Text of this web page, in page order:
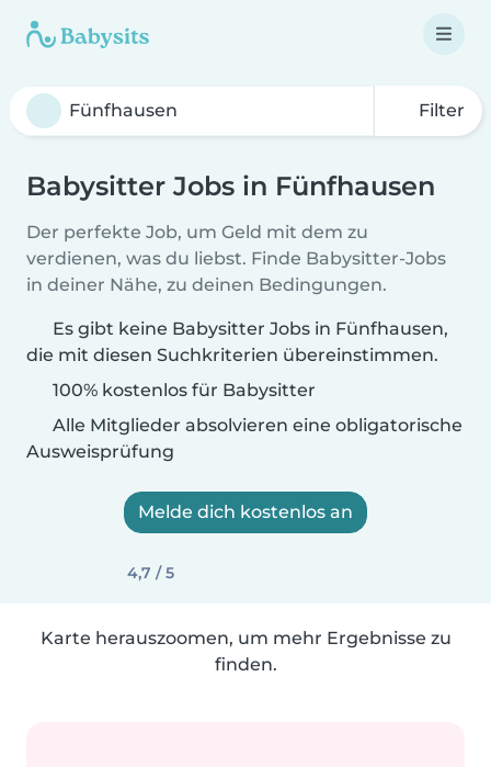
Filter
Babysitter Jobs in Fünfhausen
Der perfekte Job, um Geld mit dem zu
verdienen, was du liebst. Finde Babysitter-Jobs
in deiner Nähe, zu deinen Bedingungen.
Es gibt keine Babysitter Jobs in Fünfhausen,
die mit diesen Suchkriterien übereinstimmen.
100% kostenlos für Babysitter
Alle Mitglieder absolvieren eine obligatorische
Ausweisprüfung
Melde dich kostenlos an
4,7 / 5
Karte herauszoomen, um mehr Ergebnisse zu
finden.